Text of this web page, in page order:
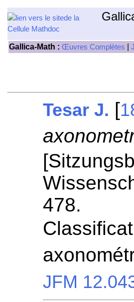
Gallica-Math : Œuvres Complètes
Tesar J. [
478.
JFM